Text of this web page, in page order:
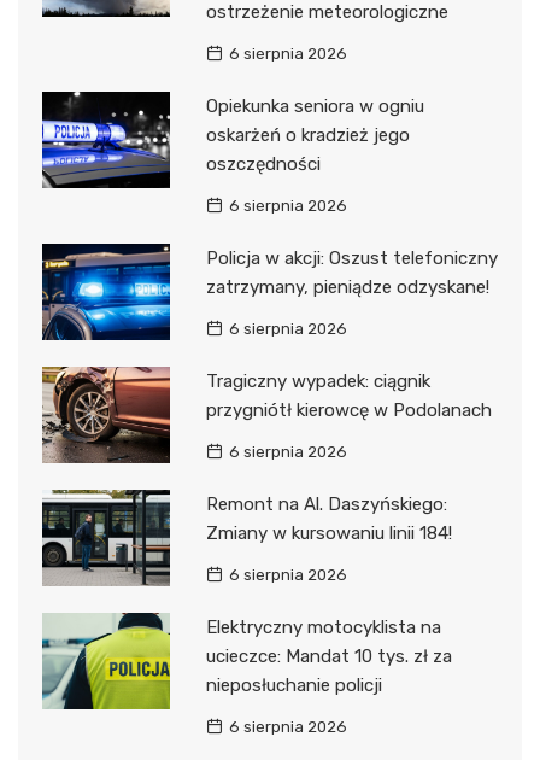
ostrzeżenie meteorologiczne
6 sierpnia 2026
Opiekunka seniora w ogniu
oskarżeń o kradzież jego
oszczędności
6 sierpnia 2026
Policja w akcji: Oszust telefoniczny
zatrzymany, pieniądze odzyskane!
6 sierpnia 2026
Tragiczny wypadek: ciągnik
przygniótł kierowcę w Podolanach
6 sierpnia 2026
Remont na Al. Daszyńskiego:
Zmiany w kursowaniu linii 184!
6 sierpnia 2026
Elektryczny motocyklista na
ucieczce: Mandat 10 tys. zł za
nieposłuchanie policji
6 sierpnia 2026